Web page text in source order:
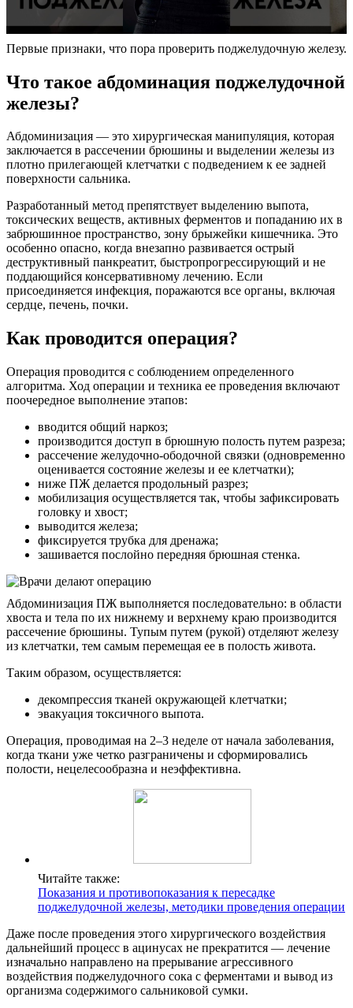
Первые признаки, что пора проверить поджелудочную железу.
Что такое абдоминация поджелудочной
железы?
Абдоминизация — это хирургическая манипуляция, которая
заключается в рассечении брюшины и выделении железы из
плотно прилегающей клетчатки с подведением к ее задней
поверхности сальника.
Разработанный метод препятствует выделению выпота,
токсических веществ, активных ферментов и попаданию их в
забрюшинное пространство, зону брыжейки кишечника. Это
особенно опасно, когда внезапно развивается острый
деструктивный панкреатит, быстропрогрессирующий и не
поддающийся консервативному лечению. Если
присоединяется инфекция, поражаются все органы, включая
сердце, печень, почки.
Как проводится операция?
Операция проводится с соблюдением определенного
алгоритма. Ход операции и техника ее проведения включают
поочередное выполнение этапов:
вводится общий наркоз;
производится доступ в брюшную полость путем разреза;
рассечение желудочно-ободочной связки (одновременно
оценивается состояние железы и ее клетчатки);
ниже ПЖ делается продольный разрез;
мобилизация осуществляется так, чтобы зафиксировать
головку и хвост;
выводится железа;
фиксируется трубка для дренажа;
зашивается послойно передняя брюшная стенка.
Абдоминизация ПЖ выполняется последовательно: в области
хвоста и тела по их нижнему и верхнему краю производится
рассечение брюшины. Тупым путем (рукой) отделяют железу
из клетчатки, тем самым перемещая ее в полость живота.
Таким образом, осуществляется:
декомпрессия тканей окружающей клетчатки;
эвакуация токсичного выпота.
Операция, проводимая на 2–3 неделе от начала заболевания,
когда ткани уже четко разграничены и сформировались
полости, нецелесообразна и неэффективна.
Читайте также:
Показания и противопоказания к пересадке
поджелудочной железы, методики проведения операции
Даже после проведения этого хирургического воздействия
дальнейший процесс в ацинусах не прекратится — лечение
изначально направлено на прерывание агрессивного
воздействия поджелудочного сока с ферментами и вывод из
организма содержимого сальниковой сумки.